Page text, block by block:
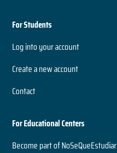
For Students
Log into your account
Create a new account
Contact
For Educational Centers
Become part of NoSeQueEstudiar